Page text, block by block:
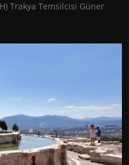
Trakya Temsilcisi Güner